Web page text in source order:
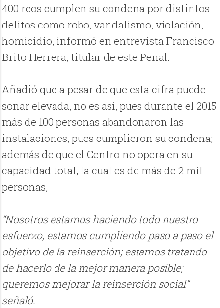
400 reos cumplen su condena por distintos
delitos como robo, vandalismo, violación,
homicidio, informó en entrevista Francisco
Brito Herrera, titular de este Penal.
Añadió que a pesar de que esta cifra puede
sonar elevada, no es así, pues durante el 2015
más de 100 personas abandonaron las
instalaciones, pues cumplieron su condena;
además de que el Centro no opera en su
capacidad total, la cual es de más de 2 mil
personas,
“Nosotros estamos haciendo todo nuestro
esfuerzo, estamos cumpliendo paso a paso el
objetivo de la reinserción; estamos tratando
de hacerlo de la mejor manera posible;
queremos mejorar la reinserción social”
señaló.